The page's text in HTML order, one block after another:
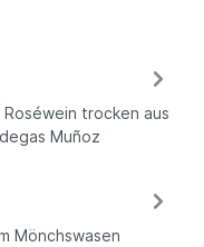
trocken aus
Muñoz
Mönchswasen